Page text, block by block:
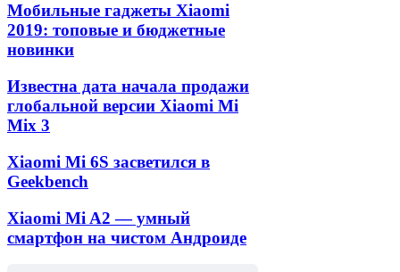
Мобильные гаджеты Xiaomi
2019: топовые и бюджетные
новинки
Известна дата начала продажи
глобальной версии Xiaomi Mi
Mix 3
Xiaomi Mi 6S засветился в
Geekbench
Xiaomi Mi A2 — умный
смартфон на чистом Андроиде